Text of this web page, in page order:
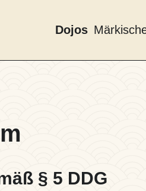
Dojos
§ 5 DDG